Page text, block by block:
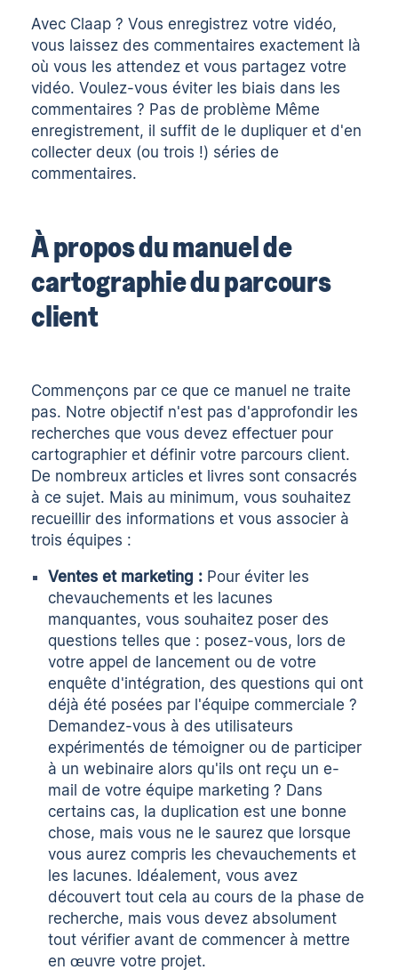
Avec Claap ? Vous enregistrez votre vidéo,
vous laissez des commentaires exactement là
où vous les attendez et vous partagez votre
vidéo. Voulez-vous éviter les biais dans les
commentaires ? Pas de problème Même
enregistrement, il suffit de le dupliquer et d'en
collecter deux (ou trois !) séries de
commentaires.
À propos du manuel de
cartographie du parcours
client
Commençons par ce que ce manuel ne traite
pas. Notre objectif n'est pas d'approfondir les
recherches que vous devez effectuer pour
cartographier et définir votre parcours client.
De nombreux articles et livres sont consacrés
à ce sujet. Mais au minimum, vous souhaitez
recueillir des informations et vous associer à
trois équipes :
Ventes et marketing : Pour éviter les
chevauchements et les lacunes
manquantes, vous souhaitez poser des
questions telles que : posez-vous, lors de
votre appel de lancement ou de votre
enquête d'intégration, des questions qui ont
déjà été posées par l'équipe commerciale ?
Demandez-vous à des utilisateurs
expérimentés de témoigner ou de participer
à un webinaire alors qu'ils ont reçu un e-
mail de votre équipe marketing ? Dans
certains cas, la duplication est une bonne
chose, mais vous ne le saurez que lorsque
vous aurez compris les chevauchements et
les lacunes. Idéalement, vous avez
découvert tout cela au cours de la phase de
recherche, mais vous devez absolument
tout vérifier avant de commencer à mettre
en œuvre votre projet.